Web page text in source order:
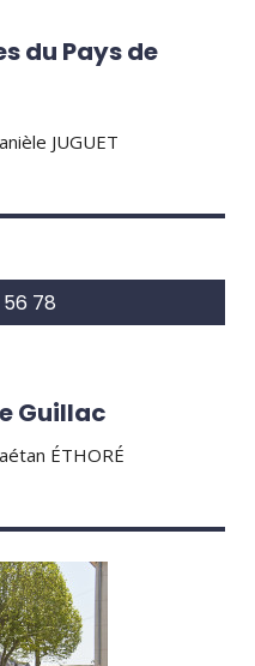
du Pays de
JUGUET
78
Guillac
ÉTHORÉ